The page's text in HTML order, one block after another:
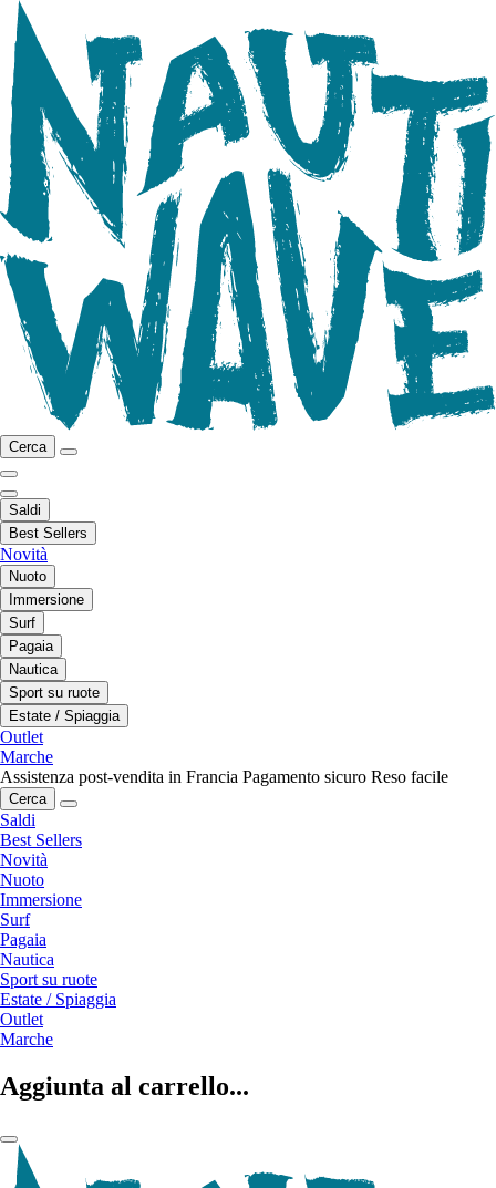
Cerca
Saldi
Best Sellers
Novità
Nuoto
Immersione
Surf
Pagaia
Nautica
Sport su ruote
Estate / Spiaggia
Outlet
Marche
Assistenza post-vendita in Francia Pagamento sicuro Reso facile
Cerca
Saldi
Best Sellers
Novità
Nuoto
Immersione
Surf
Pagaia
Nautica
Sport su ruote
Estate / Spiaggia
Outlet
Marche
Aggiunta al carrello...